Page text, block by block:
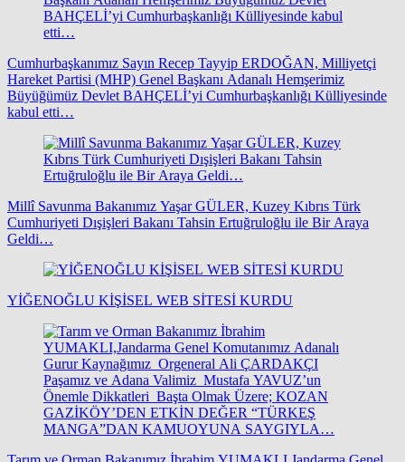
Cumhurbaşkanımız Sayın Recep Tayyip ERDOĞAN, Milliyetçi
Hareket Partisi (MHP) Genel Başkanı Adanalı Hemşerimiz
Büyüğümüz Devlet BAHÇELİ’yi Cumhurbaşkanlığı Külliyesinde
kabul etti…
Millî Savunma Bakanımız Yaşar GÜLER, Kuzey Kıbrıs Türk
Cumhuriyeti Dışişleri Bakanı Tahsin Ertuğruloğlu ile Bir Araya
Geldi…
YİĞENOĞLU KİŞİSEL WEB SİTESİ KURDU